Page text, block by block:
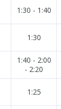
1:30 - 1:40
1:30
1:40 - 2:00
- 2:20
1:25